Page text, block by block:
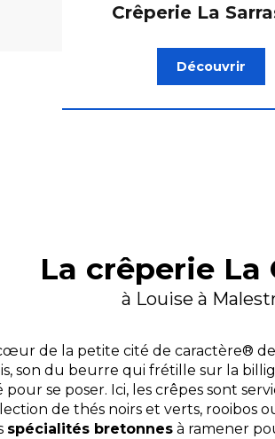
Crêperie La
Découvrir
La crêperie La
à Louise à
de la petite cité de caractère® de
son du beurre qui frétille sur la
se poser. Ici, les crêpes sont
de thés noirs et verts, rooibos
spécialités bretonnes à ramener